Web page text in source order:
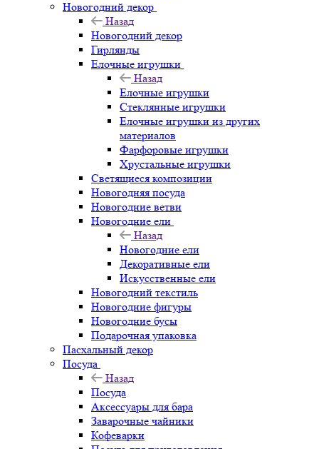
Новогодний декор
Назад
Новогодний декор
Гирлянды
Елочные игрушки
Назад
Елочные игрушки
Стеклянные игрушки
Елочные игрушки из других
материалов
Фарфоровые игрушки
Хрустальные игрушки
Светящиеся композиции
Новогодняя посуда
Новогодние ветви
Новогодние ели
Назад
Новогодние ели
Декоративные ели
Искусственные ели
Новогодний текстиль
Новогодние фигуры
Новогодние бусы
Подарочная упаковка
Пасхальный декор
Посуда
Назад
Посуда
Аксессуары для бара
Заварочные чайники
Кофеварки